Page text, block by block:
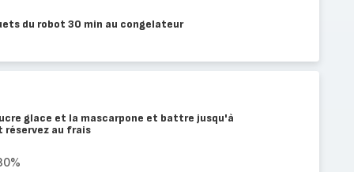
du robot 30 min au congelateur
glace et la mascarpone et battre jusqu'à
au frais